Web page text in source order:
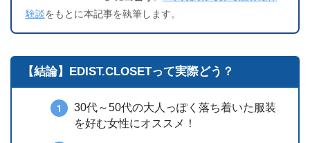
験談をもとに本記事を執筆します。
【結論】EDIST.CLOSETって実際どう？
30代～50代の大人っぽく落ち着いた服装
を好む女性にオススメ！